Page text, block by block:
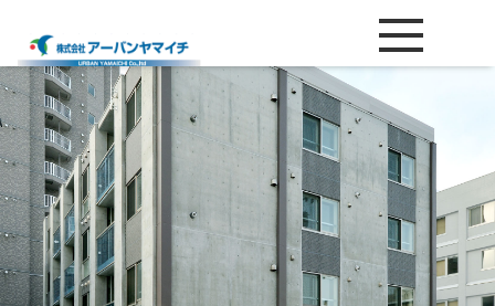
（仮称）コートロティ大通ア